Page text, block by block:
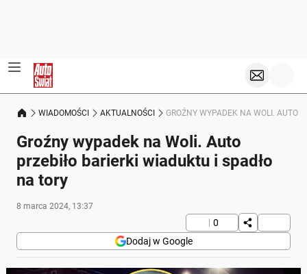
WIADOMOŚCI AKTUALNOŚCI GROŹNY WYPADEK NA WOLI. AUTO
Groźny wypadek na Woli. Auto
przebiło barierki wiaduktu i spadło
na tory
8 marca 2024, 13:37
0
Dodaj w Google